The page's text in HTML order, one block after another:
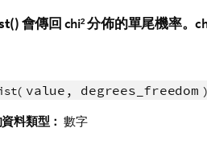
會傳回 chi2分佈的單尾機率。
value, degrees_freedom )
料類型： 數字